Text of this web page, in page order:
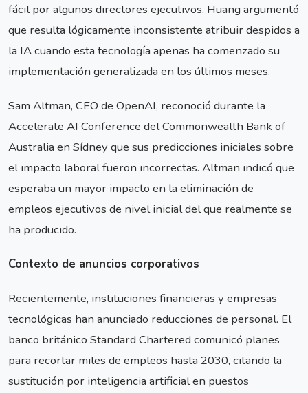
fácil por algunos directores ejecutivos. Huang argumentó
que resulta lógicamente inconsistente atribuir despidos a
la IA cuando esta tecnología apenas ha comenzado su
implementación generalizada en los últimos meses.
Sam Altman, CEO de OpenAI, reconoció durante la
Accelerate AI Conference del Commonwealth Bank of
Australia en Sídney que sus predicciones iniciales sobre
el impacto laboral fueron incorrectas. Altman indicó que
esperaba un mayor impacto en la eliminación de
empleos ejecutivos de nivel inicial del que realmente se
ha producido.
Contexto de anuncios corporativos
Recientemente, instituciones financieras y empresas
tecnológicas han anunciado reducciones de personal. El
banco británico Standard Chartered comunicó planes
para recortar miles de empleos hasta 2030, citando la
sustitución por inteligencia artificial en puestos